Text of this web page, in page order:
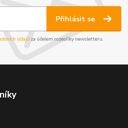
Přihlásit se
údajůza účelem rozesílky newsletteru.